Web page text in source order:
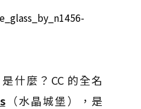
什麼？CC 的全名
（水晶城堡），是